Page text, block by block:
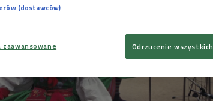
(dostawców)
Odrzucenie wszystkich